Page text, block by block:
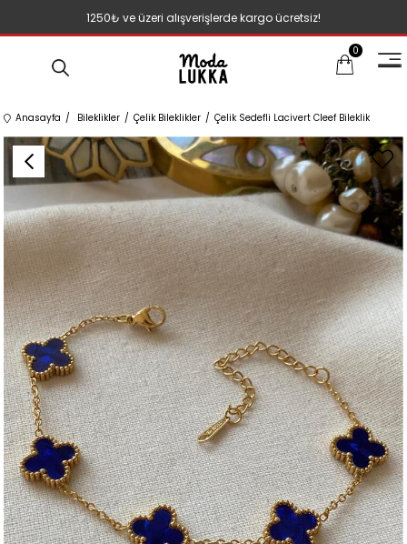
1250₺ ve üzeri alışverişlerde kargo ücretsiz!
0
Anasayfa Bileklikler Çelik Bileklikler Çelik Sedefli Lacivert Cleef Bileklik